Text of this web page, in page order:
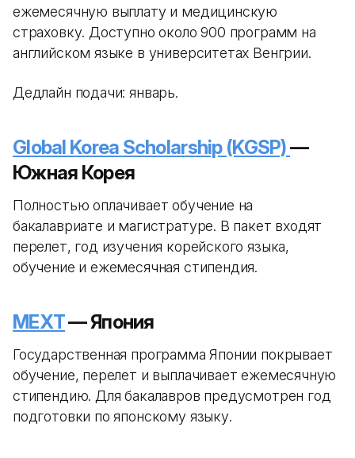
ежемесячную выплату и медицинскую
страховку. Доступно около 900 программ на
английском языке в университетах Венгрии.
Дедлайн подачи: январь.
Global Korea Scholarship (KGSP)—
Южная Корея
Полностью оплачивает обучение на
бакалавриате и магистратуре. В пакет входят
перелет, год изучения корейского языка,
обучение и ежемесячная стипендия.
MEXT— Япония
Государственная программа Японии покрывает
обучение, перелет и выплачивает ежемесячную
стипендию. Для бакалавров предусмотрен год
подготовки по японскому языку.